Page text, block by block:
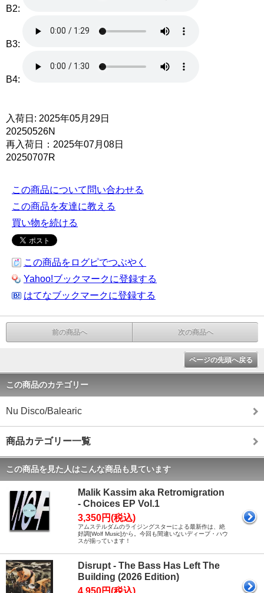
B2:
B3:
B4:
入荷日: 2025年05月29日
20250526N
再入荷日：2025年07月08日
20250707R
この商品について問い合わせる
この商品を友達に教える
買い物を続ける
この商品をログピでつぶやく
Yahoo!ブックマークに登録する
はてなブックマークに登録する
前の商品へ 次の商品へ
ページの先頭へ戻る
この商品のカテゴリー
Nu Disco/Balearic
商品カテゴリー一覧
この商品を見た人はこんな商品も見ています
Malik Kassim aka Retromigration
- Choices EP Vol.1
3,350円(税込)
アムステルダムのライジングスターによる最新作は、絶
好調[Wolf Music]から。今回も間違いないディープ・ハウ
スが揃っています！
Disrupt - The Bass Has Left The
Building (2026 Edition)
4,950円(税込)